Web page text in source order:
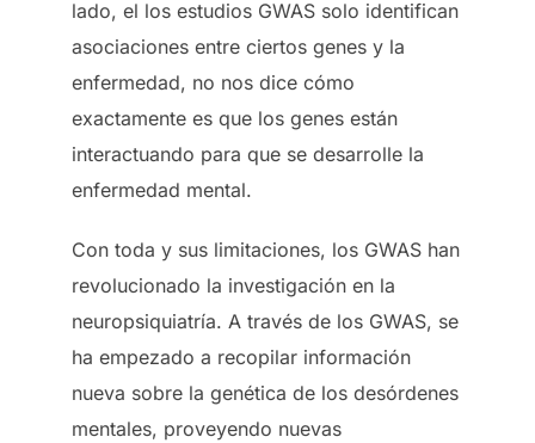
lado, el los estudios GWAS solo identifican
asociaciones entre ciertos genes y la
enfermedad, no nos dice cómo
exactamente es que los genes están
interactuando para que se desarrolle la
enfermedad mental.
Con toda y sus limitaciones, los GWAS han
revolucionado la investigación en la
neuropsiquiatría. A través de los GWAS, se
ha empezado a recopilar información
nueva sobre la genética de los desórdenes
mentales, proveyendo nuevas